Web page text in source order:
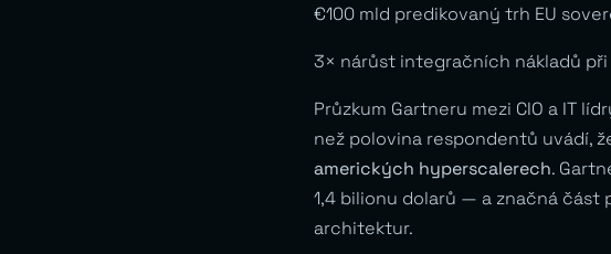
€100 mld predikovaný trh EU
3× nárůst integračních nákladů při
Průzkum Gartneru mezi CIO a IT
než polovina respondentů uvádí,
amerických hyperscalerech.
1,4 bilionu dolarů — a značná
architektur.